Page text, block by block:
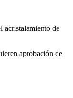
acristalamiento de
aprobación de